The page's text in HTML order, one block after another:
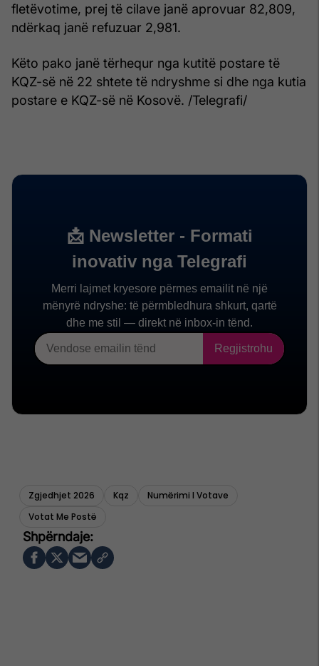
fletëvotime, prej të cilave janë aprovuar 82,809,
ndërkaq janë refuzuar 2,981.
Këto pako janë tërhequr nga kutitë postare të
KQZ-së në 22 shtete të ndryshme si dhe nga kutia
postare e KQZ-së në Kosovë. /Telegrafi/
Zgjedhjet 2026 Kqz
Numërimi I Votave
Votat Me Postë